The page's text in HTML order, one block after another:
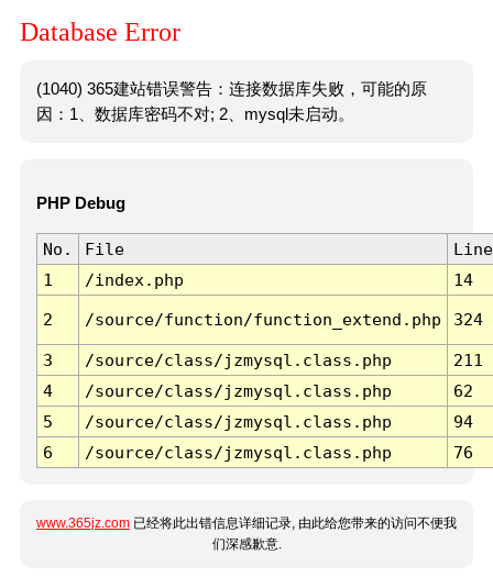
Database Error
(1040) 365建站错误警告：连接数据库失败，可能的原
因：1、数据库密码不对; 2、mysql未启动。
PHP Debug
No. File
Line
1
/index.php 14
2 /source/function/function_extend.php 324
3 /source/class/jzmysql.class.php
211
4
/source/class/jzmysql.class.php
62
5
/source/class/jzmysql.class.php
94
6
/source/class/jzmysql.class.php 76
www.365jz.com 已经将此出错信息详细记录, 由此给您带来的访问不便我
们深感歉意.